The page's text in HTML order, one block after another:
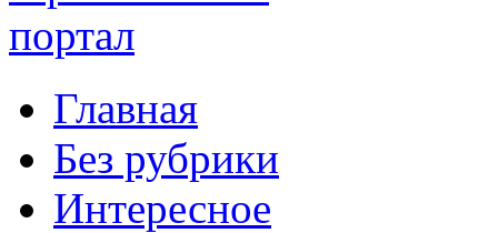
Главная
Без рубрики
Интересное